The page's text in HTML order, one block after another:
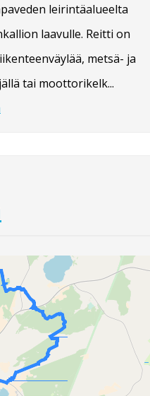
leirintäalueelta
laavulle. Reitti on
metsä- ja
tai moottorikelk...